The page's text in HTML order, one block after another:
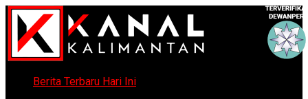
Berita Terbaru Hari Ini